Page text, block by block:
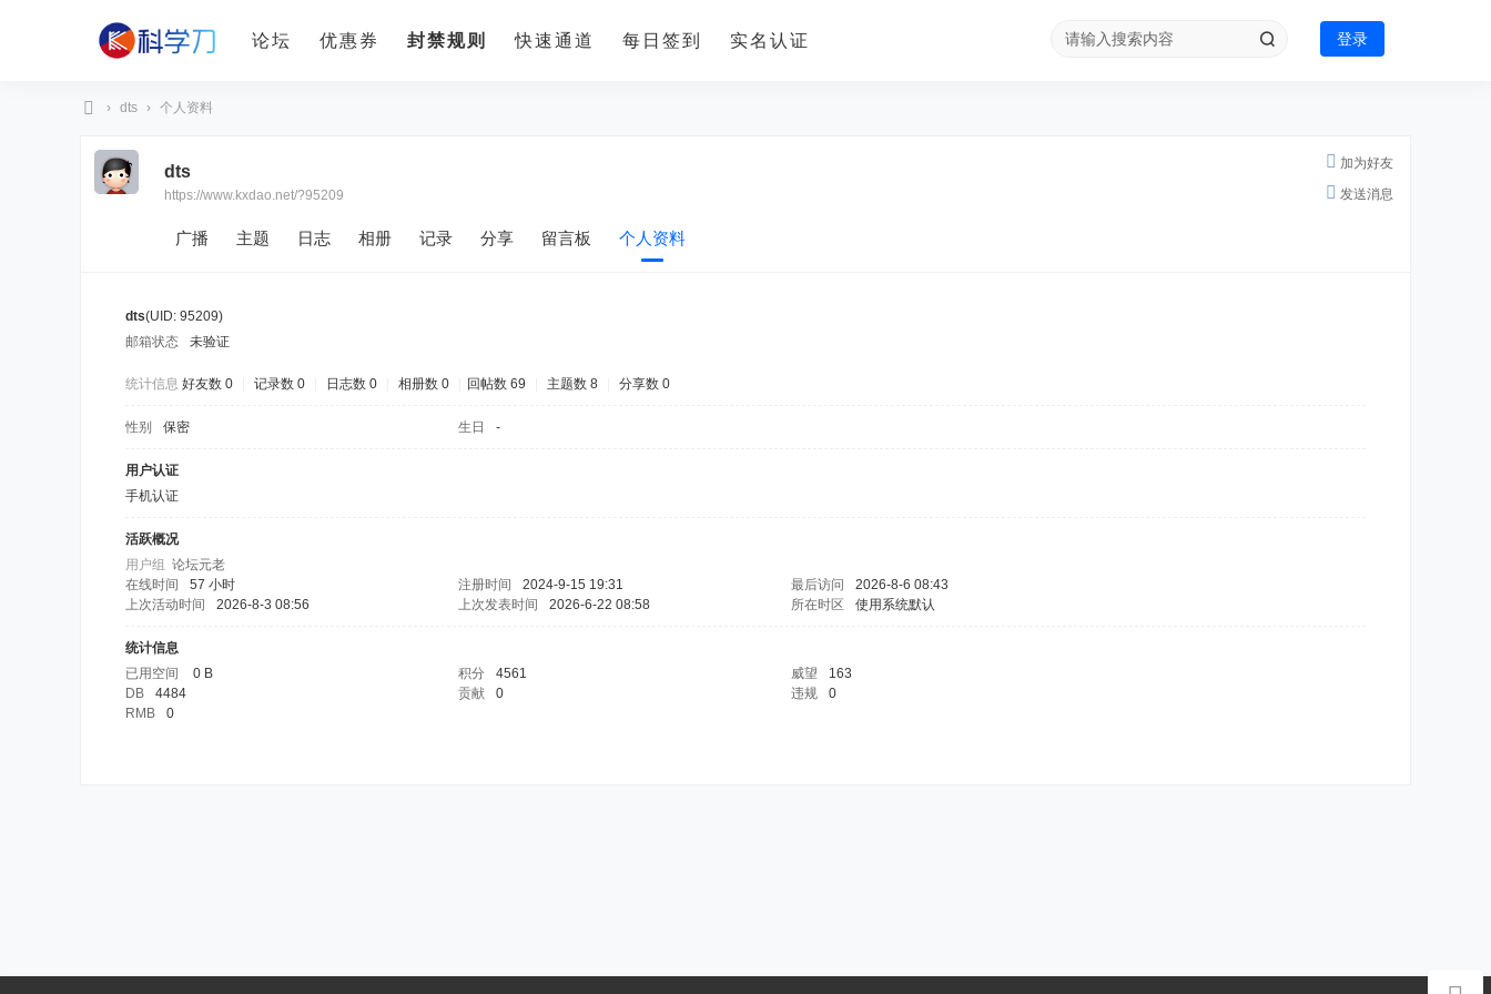
论坛 优惠券 封禁规则 快速通道 每日签到 实名认证 登录
› dts › 个人资料
加为好友
发送消息
dts
https://www.kxdao.net/?95209
广播 主题 日志 相册 记录 分享 留言板 个人资料
dts(UID: 95209)
邮箱状态
未验证
统计信息 好友数 0 记录数 0 日志数 0 相册数 0 回帖数 69 主题数 8 分享数 0
性别 保密 生日 -
用户认证
手机认证
活跃概况
用户组 论坛元老
在线时间
57 小时 注册时间 2024-9-15 19:31 最后访问
2026-8-6 08:43
上次活动时间
2026-8-3 08:56 上次发表时间 2026-6-22 08:58 所在时区 使用系统默认
统计信息
已用空间
0 B 积分 4561 威望
163
DB
4484 贡献 0 违规
0
RMB
0